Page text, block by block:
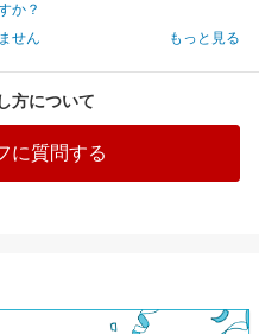
か？
せん
もっと見る
方について
に質問する